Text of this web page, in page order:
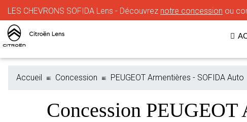
LES CHEVRONS SOFIDA Lens - Découvrez notre concession ou
Accueil Concession PEUGEOT Armentières - SOFIDA Auto
Concession